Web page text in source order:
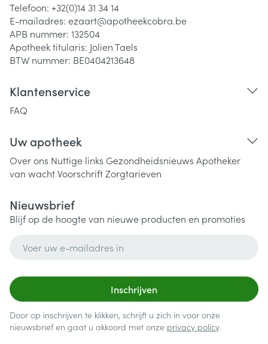
Telefoon: +32(0)14 31 34 14
E-mailadres: ezaart@apotheekcobra.be
APB nummer: 132504
Apotheek titularis: Jolien Taels
BTW nummer: BE0404213648
Klantenservice
FAQ
Uw apotheek
Over ons Nuttige links Gezondheidsnieuws Apotheker
van wachtVoorschriftZorgtarieven
Nieuwsbrief
Blijf op de hoogte van nieuwe producten en promoties
Inschrijven
Door op inschrijven te klikken, schrijft u zich in voor onze
nieuwsbrief en gaat u akkoord met onze privacy policy.